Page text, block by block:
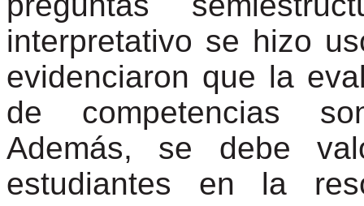
interpretativo se hizo
evidenciaron que la
de competencias
Además, se debe
estudiantes en la